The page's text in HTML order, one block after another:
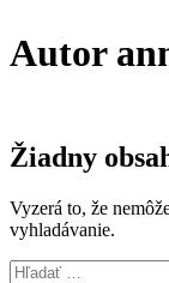
Autor
Žiadny
Vyzerá to, že
vyhladávanie.
Hľadať: